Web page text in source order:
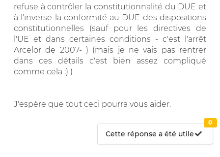
refuse à contrôler la constitutionnalité du DUE et
à l'inverse la conformité au DUE des dispositions
constitutionnelles (sauf pour les directives de
l'UE et dans certaines conditions - c'est l'arrêt
Arcelor de 2007- ) (mais je ne vais pas rentrer
dans ces détails c'est bien assez compliqué
comme cela ;) )
J'espère que tout ceci pourra vous aider.
Cette réponse a été utile
0